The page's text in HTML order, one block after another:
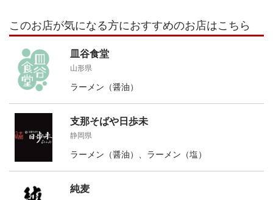
このお店が気になる方におすすめのお店はこちら
皿谷食堂
山形県
ラーメン（醤油）
支那そばや日歩未
静岡県
ラーメン（醤油）、ラーメン（塩）
純麦